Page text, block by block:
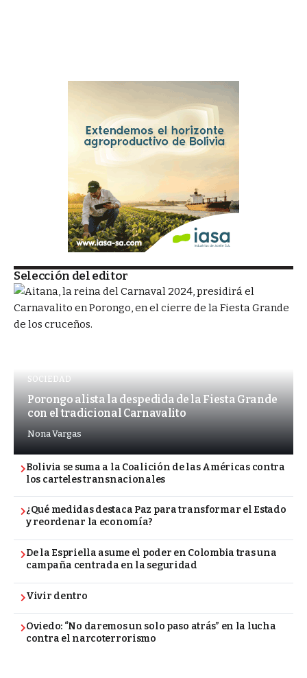
Selección del editor
SOCIEDAD
Porongo alista la despedida de la Fiesta Grande
con el tradicional Carnavalito
Nona Vargas
Bolivia se suma a la Coalición de las Américas contra
los carteles transnacionales
¿Qué medidas destaca Paz para transformar el Estado
y reordenar la economía?
De la Espriella asume el poder en Colombia tras una
campaña centrada en la seguridad
Vivir dentro
Oviedo: “No daremos un solo paso atrás” en la lucha
contra el narcoterrorismo